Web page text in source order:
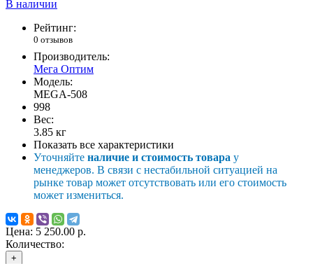
В наличии
Рейтинг:
0 отзывов
Производитель:
Мега Оптим
Модель:
MEGA-508
998
Вес:
3.85 кг
Показать все характеристики
Уточняйте наличие и стоимость товара у
менеджеров. В связи с нестабильной ситуацией на
рынке товар может отсутствовать или его стоимость
может измениться.
Цена: 5 250.00 р.
Количество:
+